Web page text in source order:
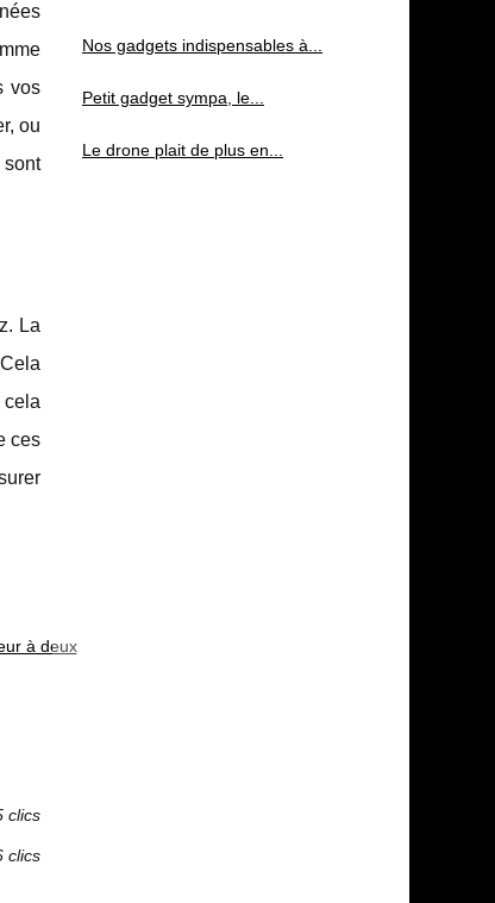
vos
ou
La
ces
à deux
clics
clics
Nos gadgets indispensables à...
Petit gadget sympa, le...
Le drone plait de plus en...